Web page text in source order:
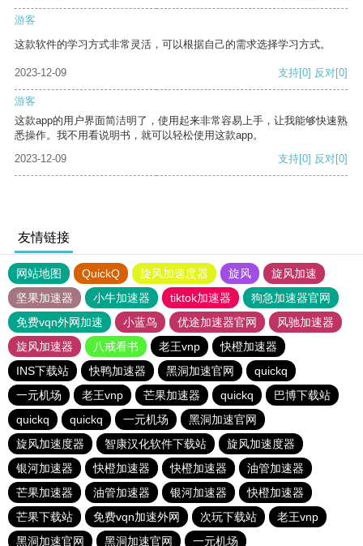
游客
这款软件的学习方式非常灵活，可以根据自己的需求选择学习方式。
2023-12-09 支持[0] 反对[0]
游客
这款app的用户界面简洁明了，使用起来非常容易上手，让我能够快速熟
悉操作。我不用看说明书，就可以轻松使用这款app。
2023-12-09
支持[0] 反对[0]
友情链接
网站地图 QuickQ 旋风加速度器 旋风
旋风加速
坚果加速器
小牛加速器 tiktok加速器
狗急加速器官网
免费vqn外网加速
小蓝鸟 优途加速器官网
风驰加速器
旋风加速器
八戒看书 老王vnp
快橙加速器
INS下载站
快鸭加速器 黑洞加速官网
quickq
一元机场
老王vnp 芒果加速器 quickq
巴博下载站
quickq
quickq 一元机场
黑洞加速官网
旋风加速度器
智康汉化软件下载站
旋风加速度器
银河加速器
快橙加速器 快橙加速器
油管加速器
芒果加速器
油管加速器 银河加速器
快橙加速器
芒果下载站
免费vqn加速外网 次玩下载站
老王vnp
黑洞加速官网
黑洞加速官网 一元机场